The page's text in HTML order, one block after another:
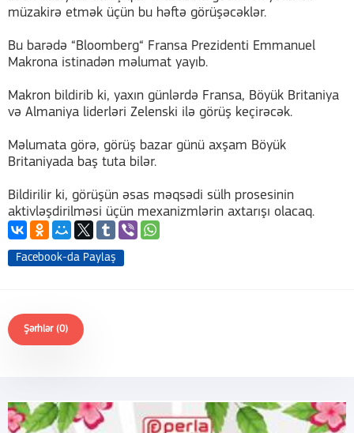
müzakirə etmək üçün bu həftə görüşəcəklər.
Bu barədə “Bloomberg“ Fransa Prezidenti Emmanuel
Makrona istinadən məlumat yayıb.
Makron bildirib ki, yaxın günlərdə Fransa, Böyük Britaniya
və Almaniya liderləri Zelenski ilə görüş keçirəcək.
Məlumata görə, görüş bazar günü axşam Böyük
Britaniyada baş tuta bilər.
Bildirilir ki, görüşün əsas məqsədi sülh prosesinin
aktivləşdirilməsi üçün mexanizmlərin axtarışı olacaq.
Facebook-da Paylaş
Şərhlər (0)